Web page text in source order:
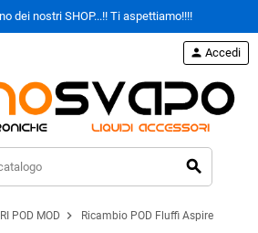
dei nostri SHOP...!! Ti aspettiamo!!!!
search
person Accedi
POD MOD chevron_right Ricambio POD Fluffi Aspire